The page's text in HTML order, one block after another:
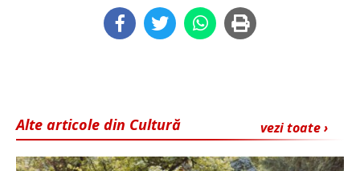
vezi toate ›
Alte articole din Cultură